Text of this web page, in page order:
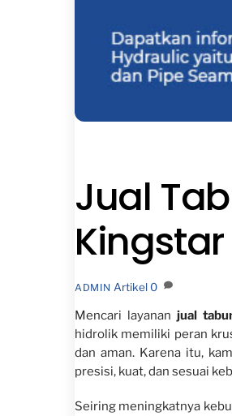
Jual
ADMIN Artikel 0
Mencari layanan jual
hidrolik memiliki peran
dan aman. Karena itu,
presisi, kuat, dan sesuai
Seiring meningkatnya